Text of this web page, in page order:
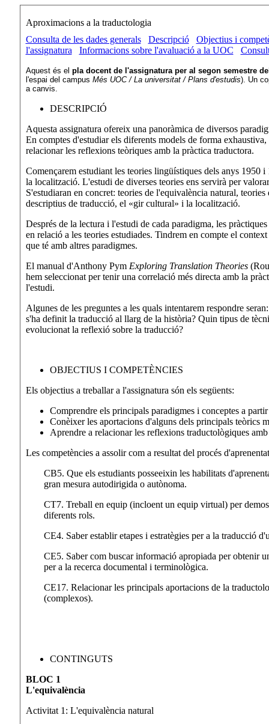
Aproximacions a la traductologia
Consulta de les dades generals
Descripció
Objectius i
l'assignatura
Informacions sobre l'avaluació a la UOC
Aquest és el pla docent de l'assignatura per al segon semestre
l'espai del campus Més UOC / La universitat / Plans d'estudis). Un
a canvis.
DESCRIPCIÓ
Aquesta assignatura ofereix una panoràmica de diversos
En comptes d'estudiar els diferents models de forma
relacionar les reflexions teòriques amb la pràctica traductora.
Començarem estudiant les teories lingüístiques dels anys 1950
la localització. L'estudi de diverses teories ens servirà per
S'estudiaran en concret: teories de l'equivalència natural,
descriptius de traducció, el «gir cultural» i la localització.
Després de la lectura i l'estudi de cada paradigma, les
en relació a les teories estudiades. Tindrem en compte el
que té amb altres paradigmes.
El manual d'Anthony Pym Exploring Translation Theories
hem seleccionat per tenir una correlació més directa amb la
l'estudi.
Algunes de les preguntes a les quals intentarem respondre
s'ha definit la traducció al llarg de la història? Quin tipus de
evolucionat la reflexió sobre la traducció?
OBJECTIUS I COMPETÈNCIES
Els objectius a treballar a l'assignatura són els següents:
Comprendre els principals paradigmes i conceptes a
Conèixer les aportacions d'alguns dels principals teòrics
Aprendre a relacionar les reflexions traductològiques
Les competències a assolir com a resultat del procés
CB5. Que els estudiants posseeixin les habilitats
gran mesura autodirigida o autònoma.
CT7. Treball en equip (incloent un equip virtual) per
diferents rols.
CE4. Saber establir etapes i estratègies per a la traducció
CE5. Saber com buscar informació apropiada per obtenir
per a la recerca documental i terminològica.
CE17. Relacionar les principals aportacions de la
(complexos).
CONTINGUTS
BLOC 1
L'equivalència
Activitat 1: L'equivalència natural